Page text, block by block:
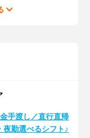
手渡し／直行直帰
勤選べるシフト♪